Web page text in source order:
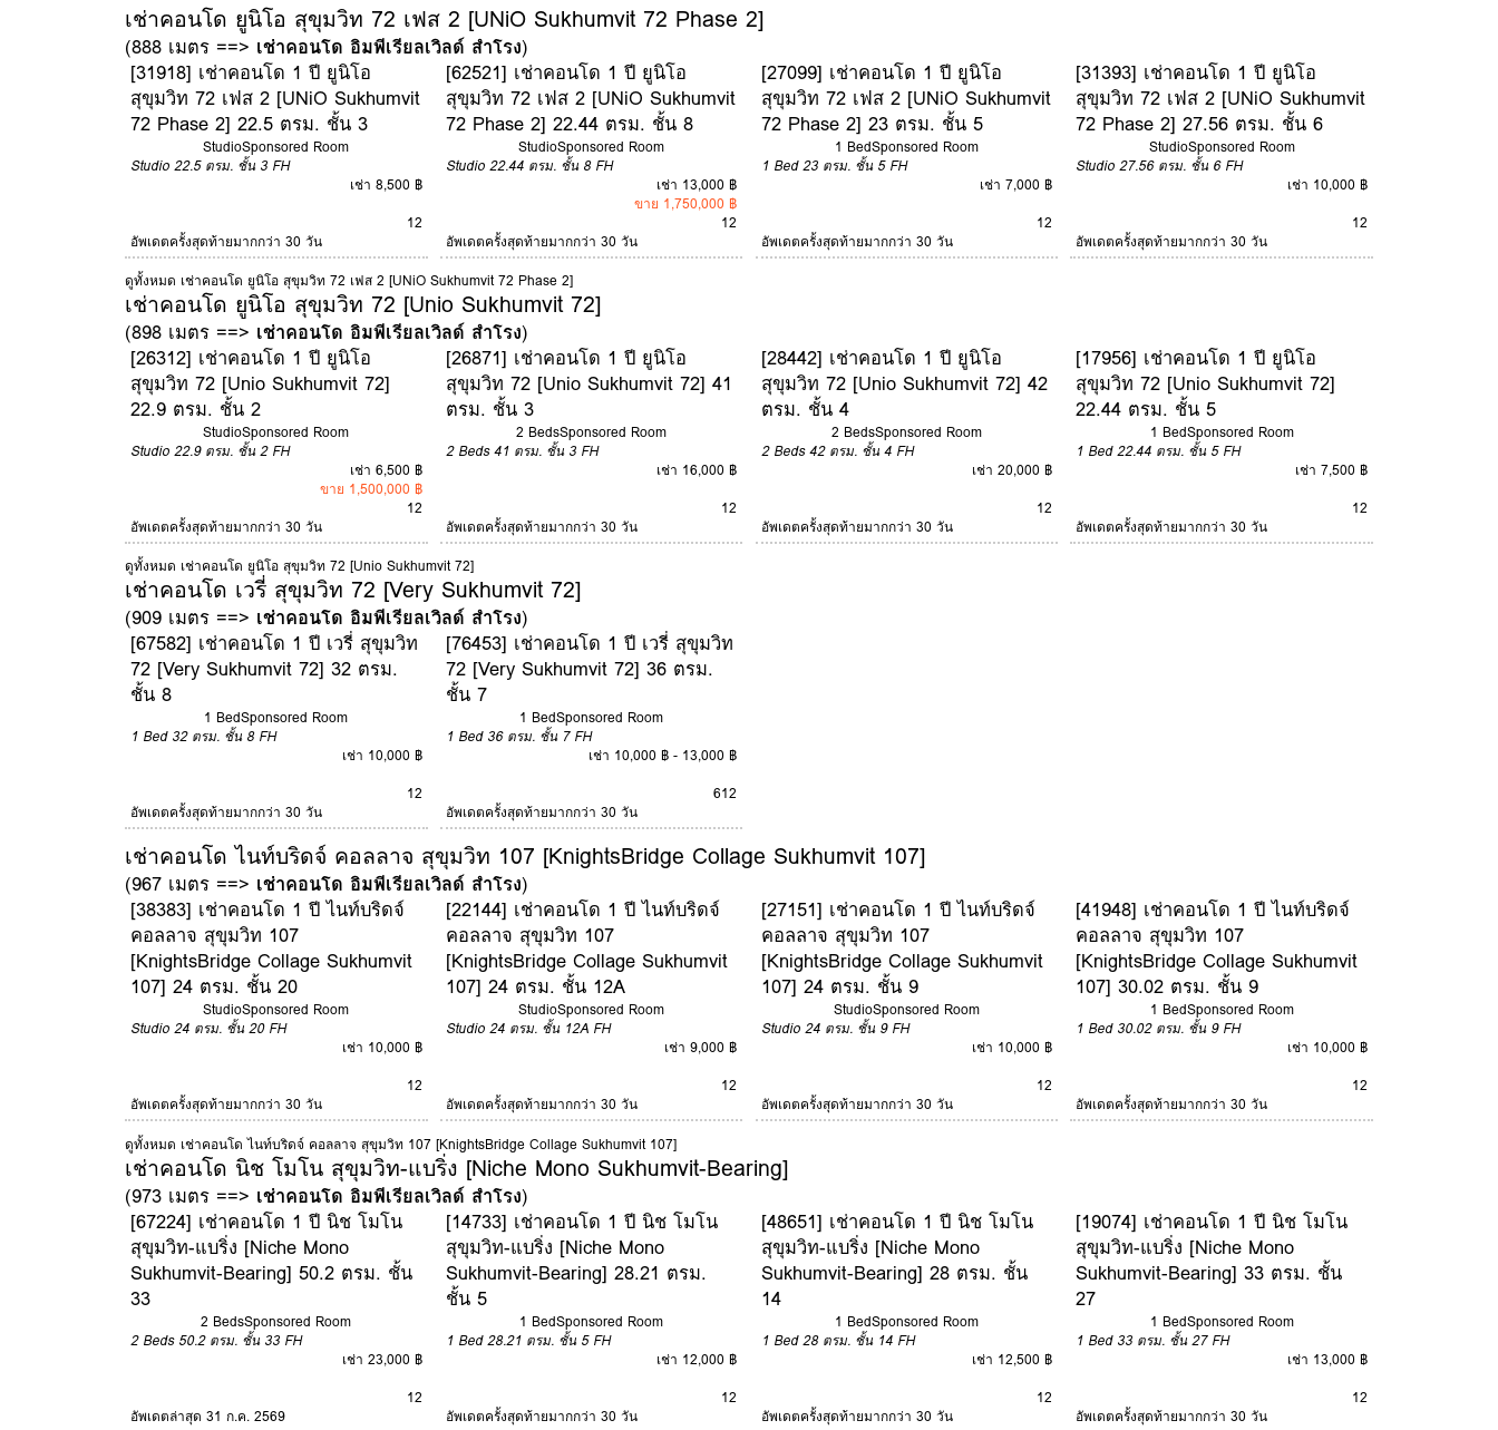
เช่าคอนโด ยูนิโอ สุขุมวิท 72 เฟส 2 [UNiO Sukhumvit 72 Phase 2]
(888 เมตร ==> เช่าคอนโด อิมพีเรียลเวิลด์ สำโรง)
[31918] เช่าคอนโด 1 ปี ยูนิโอ
สุขุมวิท 72 เฟส 2 [UNiO Sukhumvit
72 Phase 2] 22.5 ตรม. ชั้น 3
StudioSponsored Room
Studio 22.5 ตรม. ชั้น 3 FH
เช่า 8,500 ฿
12
อัพเดตครั้งสุดท้ายมากกว่า 30 วัน
[62521] เช่าคอนโด 1 ปี ยูนิโอ
สุขุมวิท 72 เฟส 2 [UNiO Sukhumvit
72 Phase 2] 22.44 ตรม. ชั้น 8
StudioSponsored Room
Studio 22.44 ตรม. ชั้น 8 FH
เช่า 13,000 ฿
ขาย 1,750,000 ฿
12
อัพเดตครั้งสุดท้ายมากกว่า 30 วัน
[27099] เช่าคอนโด 1 ปี ยูนิโอ
สุขุมวิท 72 เฟส 2 [UNiO Sukhumvit
72 Phase 2] 23 ตรม. ชั้น 5
1 BedSponsored Room
1 Bed 23 ตรม. ชั้น 5 FH
เช่า 7,000 ฿
12
อัพเดตครั้งสุดท้ายมากกว่า 30 วัน
[31393] เช่าคอนโด 1 ปี ยูนิโอ
สุขุมวิท 72 เฟส 2 [UNiO Sukhumvit
72 Phase 2] 27.56 ตรม. ชั้น 6
StudioSponsored Room
Studio 27.56 ตรม. ชั้น 6 FH
เช่า 10,000 ฿
12
อัพเดตครั้งสุดท้ายมากกว่า 30 วัน
ดูทั้งหมด เช่าคอนโด ยูนิโอ สุขุมวิท 72 เฟส 2 [UNiO Sukhumvit 72 Phase 2]
เช่าคอนโด ยูนิโอ สุขุมวิท 72 [Unio Sukhumvit 72]
(898 เมตร ==> เช่าคอนโด อิมพีเรียลเวิลด์ สำโรง)
[26312] เช่าคอนโด 1 ปี ยูนิโอ
สุขุมวิท 72 [Unio Sukhumvit 72]
22.9 ตรม. ชั้น 2
StudioSponsored Room
Studio 22.9 ตรม. ชั้น 2 FH
เช่า 6,500 ฿
ขาย 1,500,000 ฿
12
อัพเดตครั้งสุดท้ายมากกว่า 30 วัน
[26871] เช่าคอนโด 1 ปี ยูนิโอ
สุขุมวิท 72 [Unio Sukhumvit 72] 41
ตรม. ชั้น 3
2 BedsSponsored Room
2 Beds 41 ตรม. ชั้น 3 FH
เช่า 16,000 ฿
12
อัพเดตครั้งสุดท้ายมากกว่า 30 วัน
[28442] เช่าคอนโด 1 ปี ยูนิโอ
สุขุมวิท 72 [Unio Sukhumvit 72] 42
ตรม. ชั้น 4
2 BedsSponsored Room
2 Beds 42 ตรม. ชั้น 4 FH
เช่า 20,000 ฿
12
อัพเดตครั้งสุดท้ายมากกว่า 30 วัน
[17956] เช่าคอนโด 1 ปี ยูนิโอ
สุขุมวิท 72 [Unio Sukhumvit 72]
22.44 ตรม. ชั้น 5
1 BedSponsored Room
1 Bed 22.44 ตรม. ชั้น 5 FH
เช่า 7,500 ฿
12
อัพเดตครั้งสุดท้ายมากกว่า 30 วัน
ดูทั้งหมด เช่าคอนโด ยูนิโอ สุขุมวิท 72 [Unio Sukhumvit 72]
เช่าคอนโด เวรี่ สุขุมวิท 72 [Very Sukhumvit 72]
(909 เมตร ==> เช่าคอนโด อิมพีเรียลเวิลด์ สำโรง)
[67582] เช่าคอนโด 1 ปี เวรี่ สุขุมวิท
72 [Very Sukhumvit 72] 32 ตรม.
ชั้น 8
1 BedSponsored Room
1 Bed 32 ตรม. ชั้น 8 FH
เช่า 10,000 ฿
12
อัพเดตครั้งสุดท้ายมากกว่า 30 วัน
[76453] เช่าคอนโด 1 ปี เวรี่ สุขุมวิท
72 [Very Sukhumvit 72] 36 ตรม.
ชั้น 7
1 BedSponsored Room
1 Bed 36 ตรม. ชั้น 7 FH
เช่า 10,000 ฿ - 13,000 ฿
612
อัพเดตครั้งสุดท้ายมากกว่า 30 วัน
เช่าคอนโด ไนท์บริดจ์ คอลลาจ สุขุมวิท 107 [KnightsBridge Collage Sukhumvit 107]
(967 เมตร ==> เช่าคอนโด อิมพีเรียลเวิลด์ สำโรง)
[38383] เช่าคอนโด 1 ปี ไนท์บริดจ์
คอลลาจ สุขุมวิท 107
[KnightsBridge Collage Sukhumvit
107] 24 ตรม. ชั้น 20
StudioSponsored Room
Studio 24 ตรม. ชั้น 20 FH
เช่า 10,000 ฿
12
อัพเดตครั้งสุดท้ายมากกว่า 30 วัน
[22144] เช่าคอนโด 1 ปี ไนท์บริดจ์
คอลลาจ สุขุมวิท 107
[KnightsBridge Collage Sukhumvit
107] 24 ตรม. ชั้น 12A
StudioSponsored Room
Studio 24 ตรม. ชั้น 12A FH
เช่า 9,000 ฿
12
อัพเดตครั้งสุดท้ายมากกว่า 30 วัน
[27151] เช่าคอนโด 1 ปี ไนท์บริดจ์
คอลลาจ สุขุมวิท 107
[KnightsBridge Collage Sukhumvit
107] 24 ตรม. ชั้น 9
StudioSponsored Room
Studio 24 ตรม. ชั้น 9 FH
เช่า 10,000 ฿
12
อัพเดตครั้งสุดท้ายมากกว่า 30 วัน
[41948] เช่าคอนโด 1 ปี ไนท์บริดจ์
คอลลาจ สุขุมวิท 107
[KnightsBridge Collage Sukhumvit
107] 30.02 ตรม. ชั้น 9
1 BedSponsored Room
1 Bed 30.02 ตรม. ชั้น 9 FH
เช่า 10,000 ฿
12
อัพเดตครั้งสุดท้ายมากกว่า 30 วัน
ดูทั้งหมด เช่าคอนโด ไนท์บริดจ์ คอลลาจ สุขุมวิท 107 [KnightsBridge Collage Sukhumvit 107]
เช่าคอนโด นิช โมโน สุขุมวิท-แบริ่ง [Niche Mono Sukhumvit-Bearing]
(973 เมตร ==> เช่าคอนโด อิมพีเรียลเวิลด์ สำโรง)
[67224] เช่าคอนโด 1 ปี นิช โมโน
สุขุมวิท-แบริ่ง [Niche Mono
Sukhumvit-Bearing] 50.2 ตรม. ชั้น
33
2 BedsSponsored Room
2 Beds 50.2 ตรม. ชั้น 33 FH
เช่า 23,000 ฿
12
อัพเดตล่าสุด 31 ก.ค. 2569
[14733] เช่าคอนโด 1 ปี นิช โมโน
สุขุมวิท-แบริ่ง [Niche Mono
Sukhumvit-Bearing] 28.21 ตรม.
ชั้น 5
1 BedSponsored Room
1 Bed 28.21 ตรม. ชั้น 5 FH
เช่า 12,000 ฿
12
อัพเดตครั้งสุดท้ายมากกว่า 30 วัน
[48651] เช่าคอนโด 1 ปี นิช โมโน
สุขุมวิท-แบริ่ง [Niche Mono
Sukhumvit-Bearing] 28 ตรม. ชั้น
14
1 BedSponsored Room
1 Bed 28 ตรม. ชั้น 14 FH
เช่า 12,500 ฿
12
อัพเดตครั้งสุดท้ายมากกว่า 30 วัน
[19074] เช่าคอนโด 1 ปี นิช โมโน
สุขุมวิท-แบริ่ง [Niche Mono
Sukhumvit-Bearing] 33 ตรม. ชั้น
27
1 BedSponsored Room
1 Bed 33 ตรม. ชั้น 27 FH
เช่า 13,000 ฿
12
อัพเดตครั้งสุดท้ายมากกว่า 30 วัน